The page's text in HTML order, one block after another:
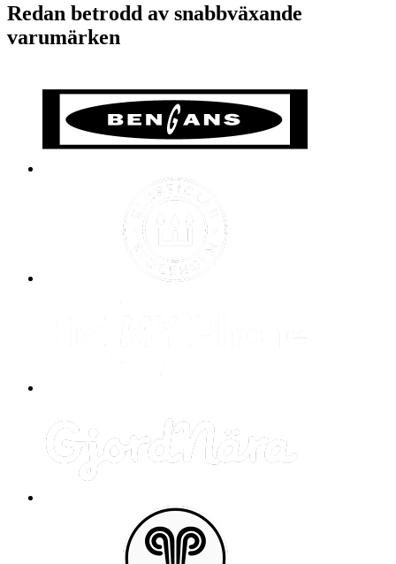
Redan betrodd av snabbväxande
varumärken